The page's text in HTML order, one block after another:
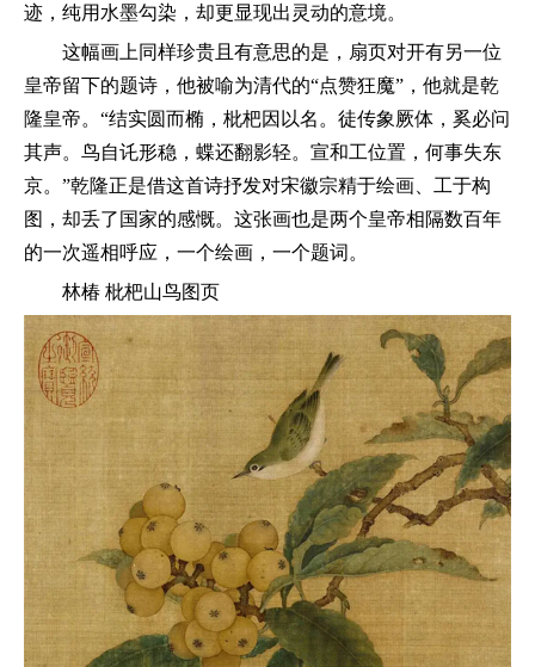
迹，纯用水墨勾染，却更显现出灵动的意境。
这幅画上同样珍贵且有意思的是，扇页对开有另一位
皇帝留下的题诗，他被喻为清代的“点赞狂魔”，他就是乾
隆皇帝。“结实圆而椭，枇杷因以名。徒传象厥体，奚必问
其声。鸟自讬形稳，蝶还翻影轻。宣和工位置，何事失东
京。”乾隆正是借这首诗抒发对宋徽宗精于绘画、工于构
图，却丢了国家的感慨。这张画也是两个皇帝相隔数百年
的一次遥相呼应，一个绘画，一个题词。
林椿 枇杷山鸟图页